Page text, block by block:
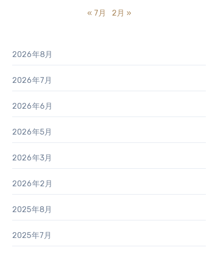
« 7月 2月 »
2026年8月
2026年7月
2026年6月
2026年5月
2026年3月
2026年2月
2025年8月
2025年7月